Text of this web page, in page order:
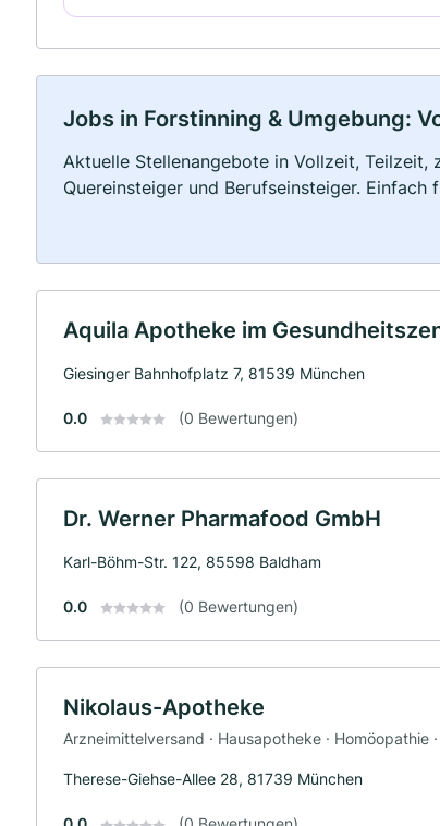
Jobs in Forstinning & Umgebung:
Aktuelle Stellenangebote in Vollzeit,
Quereinsteiger und Berufseinsteiger. Einfach
Aquila Apotheke im
Giesinger Bahnhofplatz 7, 81539 München
0.0 (0 Bewertungen)
Dr. Werner Pharmafood GmbH
Karl-Böhm-Str. 122, 85598 Baldham
0.0 (0 Bewertungen)
Nikolaus-Apotheke
Arzneimittelversand · Hausapotheke · Homöopathie
Therese-Giehse-Allee 28, 81739 München